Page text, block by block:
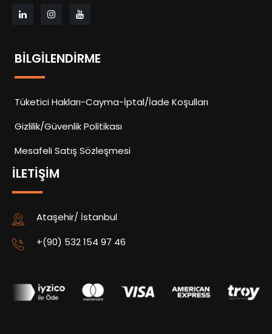
BILGILENDIRME
Tüketici Hakları-Cayma-İptal/İade Koşulları
Gizlilik/Güvenlik Politikası
Mesafeli Satış Sözleşmesi
İLETIŞIM
Ataşehir/ İstanbul
+(90) 532 154 97 46